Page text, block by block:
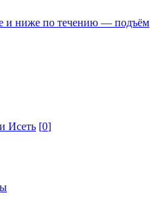
и ниже по течению — подъём
Исеть [0]